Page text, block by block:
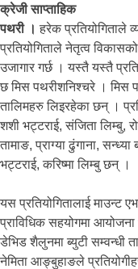
क्रेजी साप्ताहिक
पथरी । हरेक प्रतियोगिताले
प्रतियोगिताले नेतृत्व
उजागार गर्छ । यस्तै यस्तै
छ मिस पथरीशनिश्चरे । मिस
तालिमहरु लिइरहेका छन् ।
शशी भट्टराई, संजिता लिम्बु,
तामाङ, प्राग्या ढुंगाना,
भट्टराई, करिष्मा लिम्बु छन् ।
यस प्रतियोगितालाई माउन्ट
प्राविधिक सहयोगमा
डेभिड शैलुनमा ब्युटी सम्वन्धी
नेमिता आङ्बुहाङले